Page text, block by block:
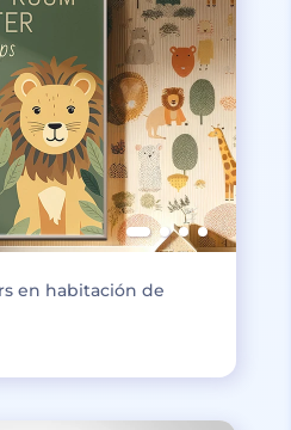
en habitación de